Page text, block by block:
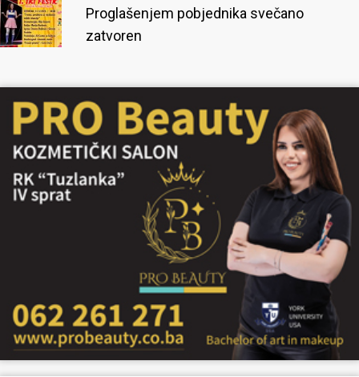
Proglašenjem pobjednika svečano
zatvoren